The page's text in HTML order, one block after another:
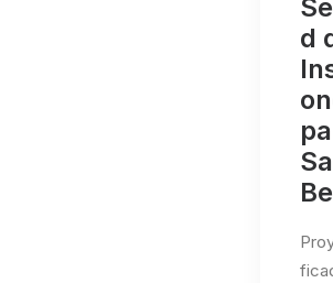
d